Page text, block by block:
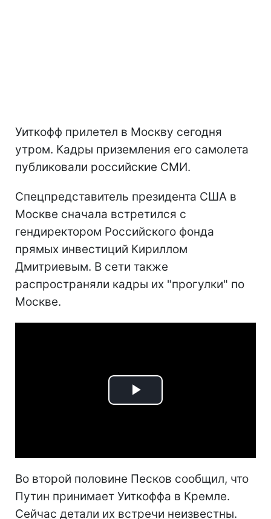
Уиткофф прилетел в Москву сегодня
утром. Кадры приземления его самолета
публиковали российские СМИ.
Спецпредставитель президента США в
Москве сначала встретился с
гендиректором Российского фонда
прямых инвестиций Кириллом
Дмитриевым. В сети также
распространяли кадры их "прогулки" по
Москве.
Play
Во второй половине Песков сообщил, что
Путин принимает Уиткоффа в Кремле.
Сейчас детали их встречи неизвестны.